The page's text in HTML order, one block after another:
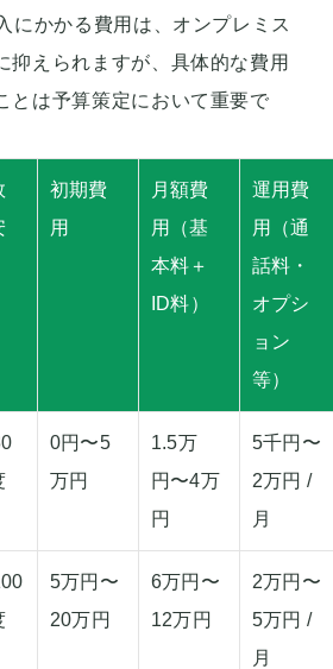
にかかる費用は、オンプレミス
抑えられますが、具体的な費用
とは予算策定において重要で
初期費
用
月額費
用（基
本料＋
ID料）
運用費
用（通
話料・
オプシ
ョン
等）
0円〜5
万円
1.5万
円〜4万
円
5千円〜
2万円 /
月
5万円〜
20万円
6万円〜
12万円
2万円〜
5万円 /
月